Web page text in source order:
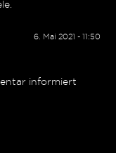
6. Mai 2021 - 11:50
informiert